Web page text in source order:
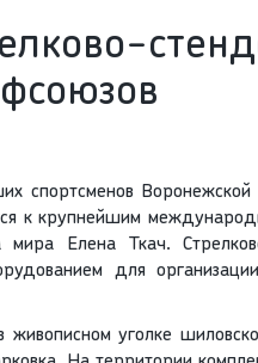
спортсменов
к крупнейшим
Елена Ткач.
для
уголке